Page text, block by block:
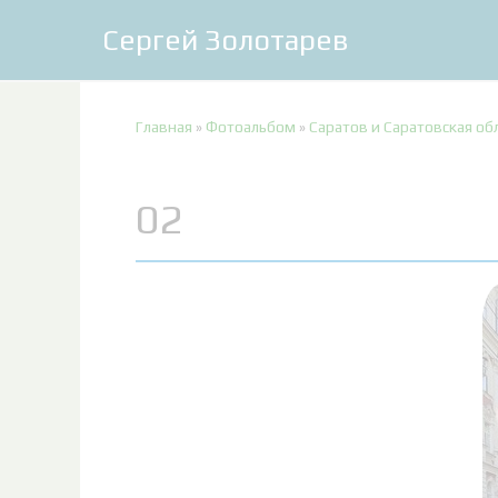
Сергей Золотарев
Главная » Фотоальбом » Саратов и Саратовская
02